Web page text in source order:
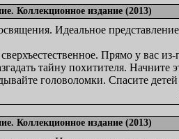
Коллекционное издание (2013)
Прямо у вас
тайну похитителя. Начните
головоломки. Спасите детей
Коллекционное издание (2013)